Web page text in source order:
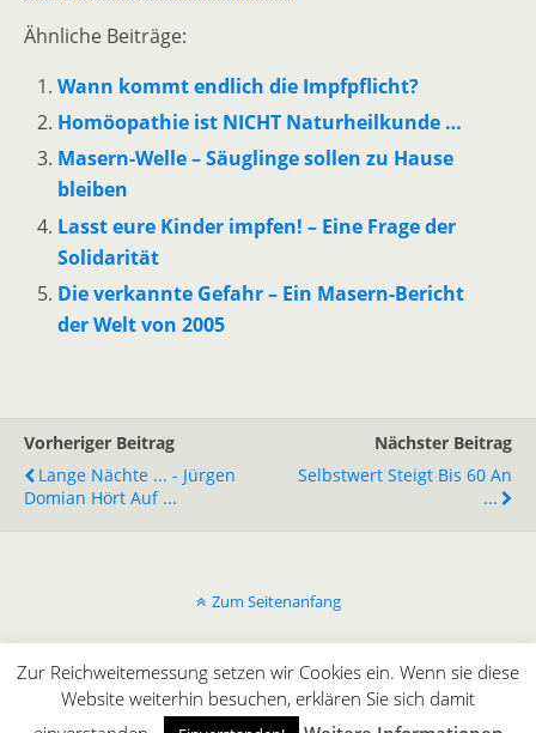
Ähnliche Beiträge:
Wann kommt endlich die Impfpflicht?
Homöopathie ist NICHT Naturheilkunde …
Masern-Welle – Säuglinge sollen zu Hause
bleiben
Lasst eure Kinder impfen! – Eine Frage der
Solidarität
Die verkannte Gefahr – Ein Masern-Bericht
der Welt von 2005
Vorheriger Beitrag
Lange Nächte ... - Jürgen
Domian Hört Auf ...
Nächster Beitrag
Selbstwert Steigt Bis 60 An
...
Zum Seitenanfang
Desktop
All content Copyright © innergaming.de | BLOG
Zur Reichweitemessung setzen wir Cookies ein. Wenn sie diese
Website weiterhin besuchen, erklären Sie sich damit